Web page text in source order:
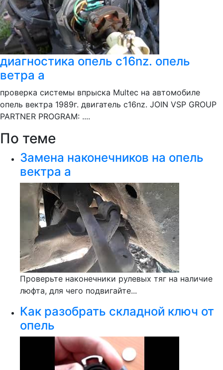
диагностика опель c16nz. опель
ветра а
проверка системы впрыска Multec на автомобиле
опель вектра 1989г. двигатель c16nz. JOIN VSP GROUP
PARTNER PROGRAM: ....
По теме
Замена наконечников на опель
вектра а
Проверьте наконечники рулевых тяг на наличие
люфта, для чего подвигайте...
Как разобрать складной ключ от
опель